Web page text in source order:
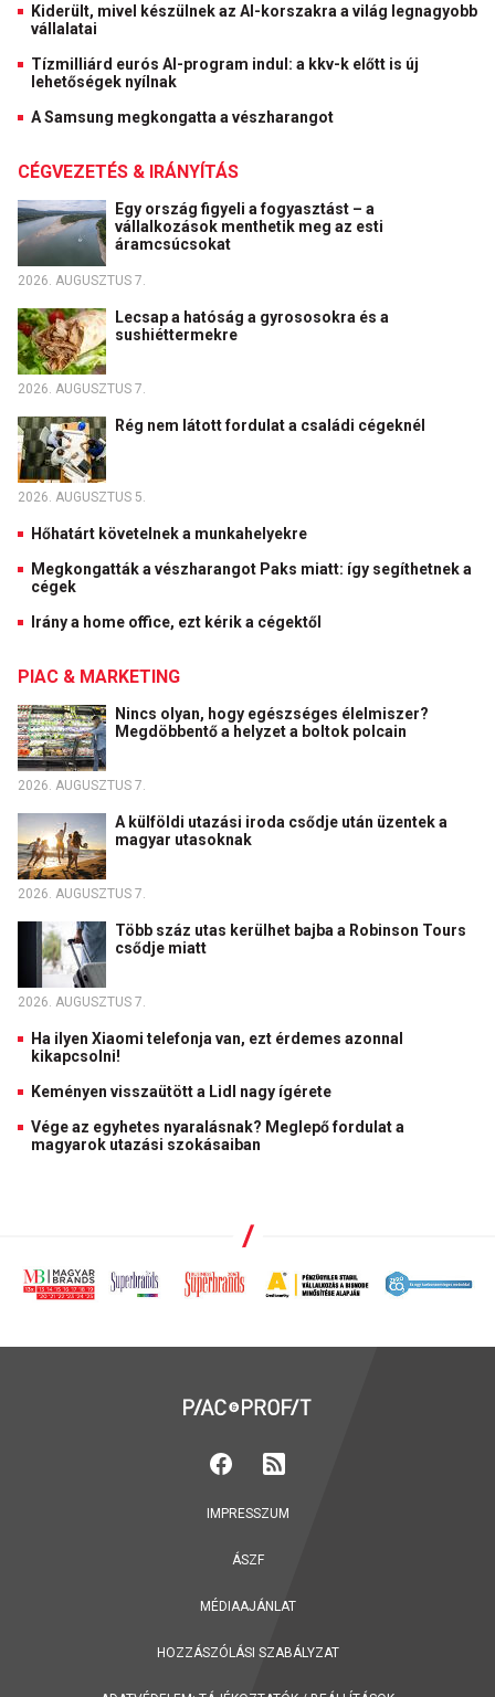
Kiderült, mivel készülnek az AI-korszakra a világ legnagyobb
vállalatai
Tízmilliárd eurós AI-program indul: a kkv-k előtt is új
lehetőségek nyílnak
A Samsung megkongatta a vészharangot
CÉGVEZETÉS & IRÁNYÍTÁS
Egy ország figyeli a fogyasztást – a
vállalkozások menthetik meg az esti
áramcsúcsokat
2026. AUGUSZTUS 7.
Lecsap a hatóság a gyrososokra és a
sushiéttermekre
2026. AUGUSZTUS 7.
Rég nem látott fordulat a családi cégeknél
2026. AUGUSZTUS 5.
Hőhatárt követelnek a munkahelyekre
Megkongatták a vészharangot Paks miatt: így segíthetnek a
cégek
Irány a home office, ezt kérik a cégektől
PIAC & MARKETING
Nincs olyan, hogy egészséges élelmiszer?
Megdöbbentő a helyzet a boltok polcain
2026. AUGUSZTUS 7.
A külföldi utazási iroda csődje után üzentek a
magyar utasoknak
2026. AUGUSZTUS 7.
Több száz utas kerülhet bajba a Robinson Tours
csődje miatt
2026. AUGUSZTUS 7.
Ha ilyen Xiaomi telefonja van, ezt érdemes azonnal
kikapcsolni!
Keményen visszaütött a Lidl nagy ígérete
Vége az egyhetes nyaralásnak? Meglepő fordulat a
magyarok utazási szokásaiban
IMPRESSZUM
ÁSZF
MÉDIAAJÁNLAT
HOZZÁSZÓLÁSI SZABÁLYZAT